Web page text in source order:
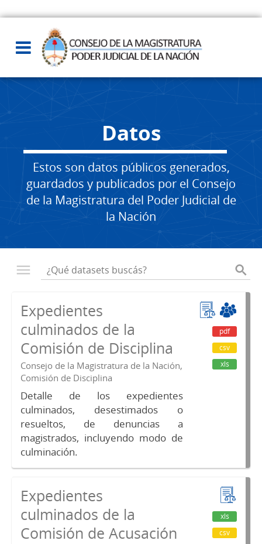
Datos
Estos son datos públicos generados,
guardados y publicados por el Consejo
de la Magistratura del Poder Judicial de
la Nación
Expedientes
culminados de la
Comisión de Disciplina
Consejo de la Magistratura de la Nación,
Comisión de Disciplina
Detalle de los expedientes
culminados, desestimados o
resueltos, de denuncias a
magistrados, incluyendo modo de
culminación.
pdf
csv
xls
Expedientes
culminados de la
Comisión de Acusación
xls
csv